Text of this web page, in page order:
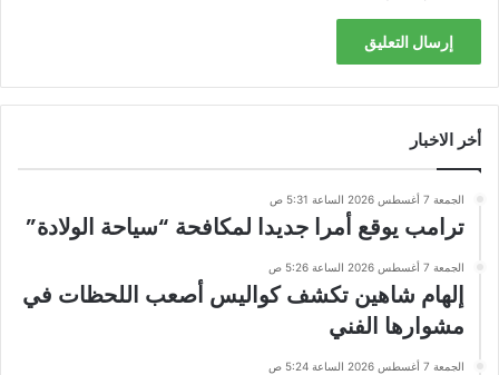
أخر الاخبار
الجمعة 7 أغسطس 2026 الساعة 5:31 ص
ترامب يوقع أمرا جديدا لمكافحة “سياحة الولادة”
الجمعة 7 أغسطس 2026 الساعة 5:26 ص
إلهام شاهين تكشف كواليس أصعب اللحظات في
مشوارها الفني
الجمعة 7 أغسطس 2026 الساعة 5:24 ص